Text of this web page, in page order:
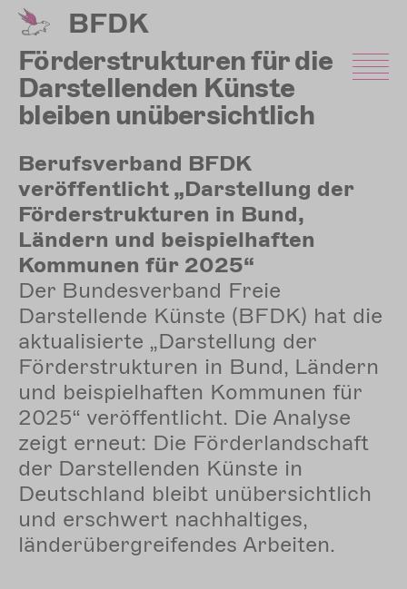
Direkt
zum
Inhalt
BFDK
Förderstrukturen für die
Darstellenden Künste
bleiben unübersichtlich
Berufsverband BFDK
veröffentlicht „Darstellung der
Förderstrukturen in Bund,
Ländern und beispielhaften
Kommunen für 2025“
Der Bundesverband Freie
Darstellende Künste (BFDK) hat die
aktualisierte „Darstellung der
Förderstrukturen in Bund, Ländern
und beispielhaften Kommunen für
2025“ veröffentlicht. Die Analyse
zeigt erneut: Die Förderlandschaft
der Darstellenden Künste in
Deutschland bleibt unübersichtlich
und erschwert nachhaltiges,
länderübergreifendes Arbeiten.